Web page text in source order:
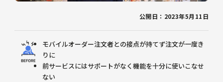
公開日：2023年5月11日
モバイルオーダー注文者との接点が持てず注文が一度き
りに
前サービスにはサポートがなく機能を十分に使いこなせ
ない